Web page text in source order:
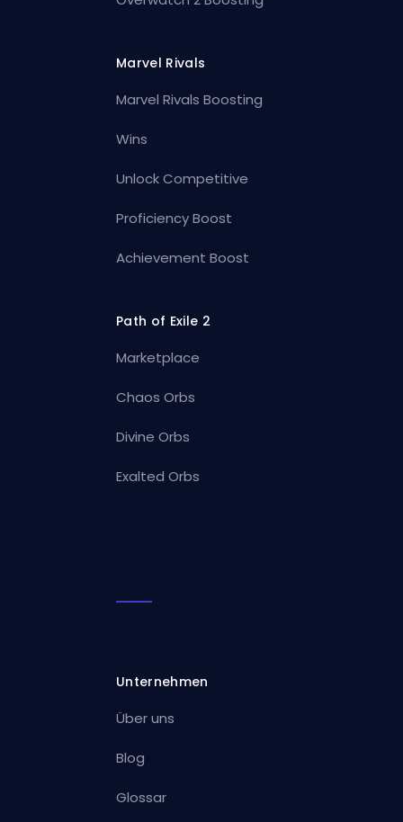
Marvel Rivals
Marvel Rivals Boosting
Wins
Unlock Competitive
Proficiency Boost
Achievement Boost
Path of Exile 2
Marketplace
Chaos Orbs
Divine Orbs
Exalted Orbs
Unternehmen
Über uns
Blog
Glossar